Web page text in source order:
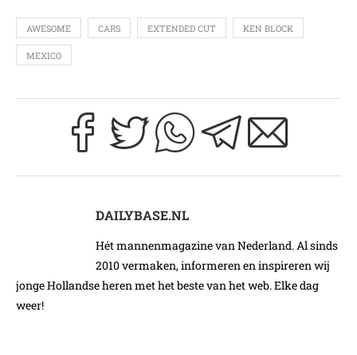
AWESOME CARS EXTENDED CUT KEN BLOCK
MEXICO
DAILYBASE.NL
Hét mannenmagazine van Nederland. Al sinds
2010 vermaken, informeren en inspireren wij
jonge Hollandse heren met het beste van het web. Elke dag
weer!